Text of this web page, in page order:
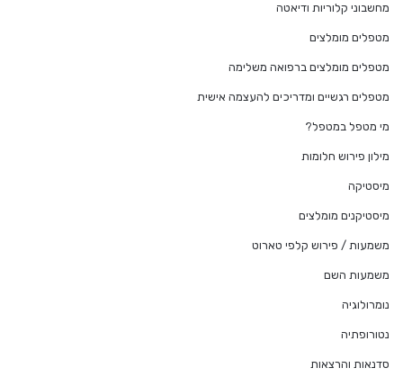
מחשבוני קלוריות ודיאטה
מטפלים מומלצים
מטפלים מומלצים ברפואה משלימה
מטפלים רגשיים ומדריכים להעצמה אישית
מי מטפל במטפל?
מילון פירוש חלומות
מיסטיקה
מיסטיקנים מומלצים
משמעות / פירוש קלפי טארוט
משמעות השם
נומרולוגיה
נטורופתיה
סדנאות והרצאות